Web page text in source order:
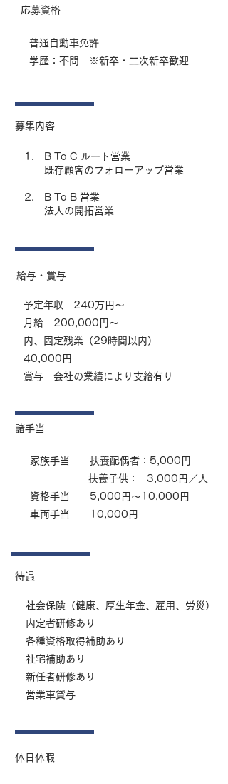
応募資格
普通自動車免許
学歴：不問 ※新卒・二次新卒歓迎
​募集内容
1. B To C ルート営業
既存顧客のフォローアップ営業
2. B To B 営業
法人の開拓営業
​給与・賞与
予定年収 240万円～
月給 200,000円～
内、固定残業（29時間以内）
40,000円
賞与 会社の業績により支給有り
諸手当
家族手当 扶養配偶者：5,000円
扶養子供： 3,000円／人
資格手当 5,000円～10,000円
​車両手当 10,000円
待遇
社会保険（健康、厚生年金、雇用、労災）
内定者研修あり
各種資格取得補助あり
社宅補助あり
新任者研修あり
営業車貸与
休日休暇